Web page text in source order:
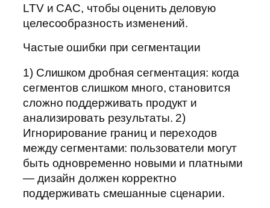
LTV и CAC, чтобы оценить деловую
целесообразность изменений.
Частые ошибки при сегментации
1) Слишком дробная сегментация: когда
сегментов слишком много, становится
сложно поддерживать продукт и
анализировать результаты. 2)
Игнорирование границ и переходов
между сегментами: пользователи могут
быть одновременно новыми и платными
— дизайн должен корректно
поддерживать смешанные сценарии.